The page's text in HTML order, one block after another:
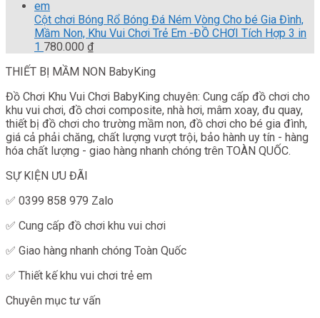
Cột chơi Bóng Rổ Bóng Đá Ném Vòng Cho bé Gia Đình,
Mầm Non, Khu Vui Chơi Trẻ Em -ĐỒ CHƠI Tích Hợp 3 in
1 780.000 ₫
THIẾT BỊ MẦM NON BabyKing
Đồ Chơi Khu Vui Chơi BabyKing chuyên: Cung cấp đồ chơi cho
khu vui chơi, đồ chơi composite, nhà hơi, mâm xoay, đu quay,
thiết bị đồ chơi cho trường mầm non, đồ chơi cho bé gia đình,
giá cả phải chăng, chất lượng vượt trội, bảo hành uy tín - hàng
hóa chất lượng - giao hàng nhanh chóng trên TOÀN QUỐC.
SỰ KIỆN ƯU ĐÃI
✅ 0399 858 979 Zalo
✅ Cung cấp đồ chơi khu vui chơi
✅ Giao hàng nhanh chóng Toàn Quốc
✅ Thiết kế khu vui chơi trẻ em
Chuyên mục tư vấn